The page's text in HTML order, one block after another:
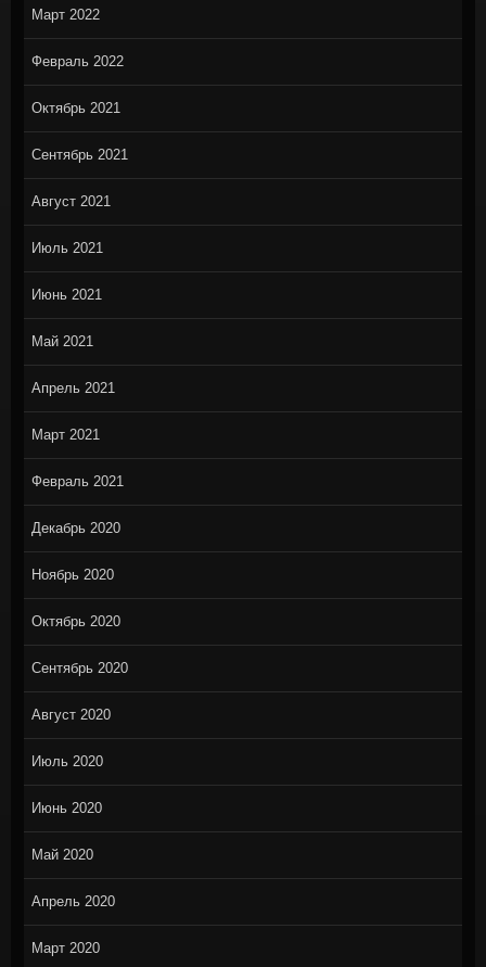
Март 2022
Февраль 2022
Октябрь 2021
Сентябрь 2021
Август 2021
Июль 2021
Июнь 2021
Май 2021
Апрель 2021
Март 2021
Февраль 2021
Декабрь 2020
Ноябрь 2020
Октябрь 2020
Сентябрь 2020
Август 2020
Июль 2020
Июнь 2020
Май 2020
Апрель 2020
Март 2020